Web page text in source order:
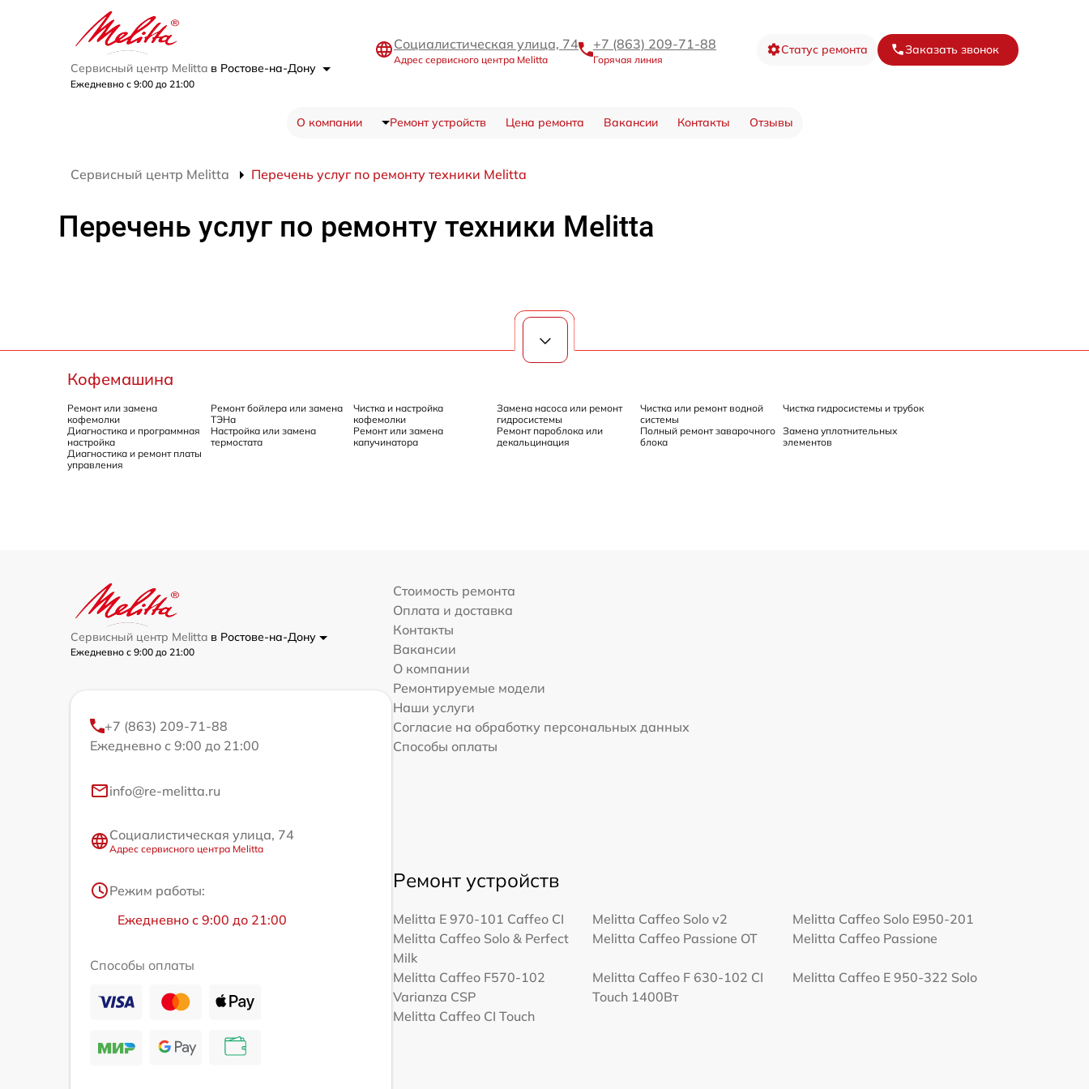
Сервисный центр Melitta в Ростове-на-Дону
Ежедневно с 9:00 до 21:00
Социалистическая улица, 74
Адрес сервисного центра Melitta
+7 (863) 209-71-88
Горячая линия
Статус ремонта Заказать звонок
О компании Ремонт устройств Цена ремонта Вакансии Контакты Отзывы
Сервисный центр Melitta Перечень услуг по ремонту техники Melitta
Перечень услуг по ремонту техники Melitta
Кофемашина
Ремонт или замена
кофемолки
Ремонт бойлера или замена
ТЭНа
Чистка и настройка
кофемолки
Замена насоса или ремонт
гидросистемы
Чистка или ремонт водной
системы
Чистка гидросистемы и трубок
Диагностика и программная
настройка
Настройка или замена
термостата
Ремонт или замена
капучинатора
Ремонт пароблока или
декальцинация
Полный ремонт заварочного
блока
Замена уплотнительных
элементов
Диагностика и ремонт платы
управления
Сервисный центр Melitta в Ростове-на-Дону
Ежедневно с 9:00 до 21:00
+7 (863) 209-71-88
Ежедневно с 9:00 до 21:00
info@re-melitta.ru
Социалистическая улица, 74
Адрес сервисного центра Melitta
Режим работы:
Ежедневно с 9:00 до 21:00
Способы оплаты
Стоимость ремонта
Оплата и доставка
Контакты
Вакансии
О компании
Ремонтируемые модели
Наши услуги
Согласие на обработку персональных данных
Способы оплаты
Ремонт устройств
Melitta Е 970-101 Caffeo CI Melitta Caffeo Solo v2
Melitta Caffeo Solo E950-201
Melitta Caffeo Solo & Perfect
Milk
Melitta Caffeo Passione OT Melitta Caffeo Passione
Melitta Caffeo F570-102
Varianza CSP
Melitta Caffeo F 630-102 CI
Touch 1400Вт
Melitta Caffeo E 950-322 Solo
Melitta Caffeo CI Touch